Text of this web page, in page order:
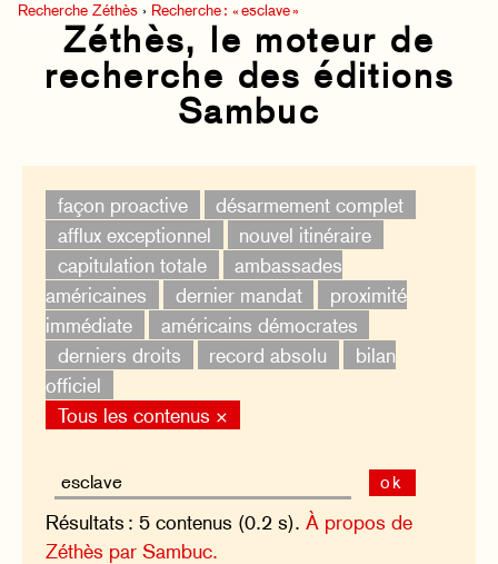
Recherche Zéthès › Recherche : « esclave »
Zéthès, le moteur de
recherche des éditions
Sambuc
façon proactive
désarmement complet
afflux exceptionnel
nouvel itinéraire
capitulation totale
ambassades
américaines
dernier mandat
proximité
immédiate
américains démocrates
derniers droits
record absolu
bilan
officiel
Tous les contenus ×
ok
Résultats : 5 contenus (0.2 s).À propos de
Zéthès par Sambuc.